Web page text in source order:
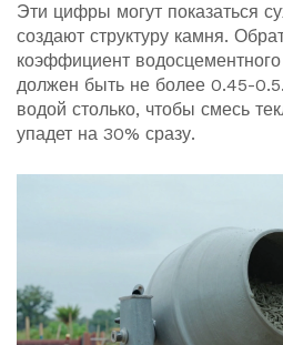
Эти цифры могут показаться
создают структуру камня.
коэффициент
должен быть не более 0.45-
водой столько, чтобы смесь
упадет на 30% сразу.